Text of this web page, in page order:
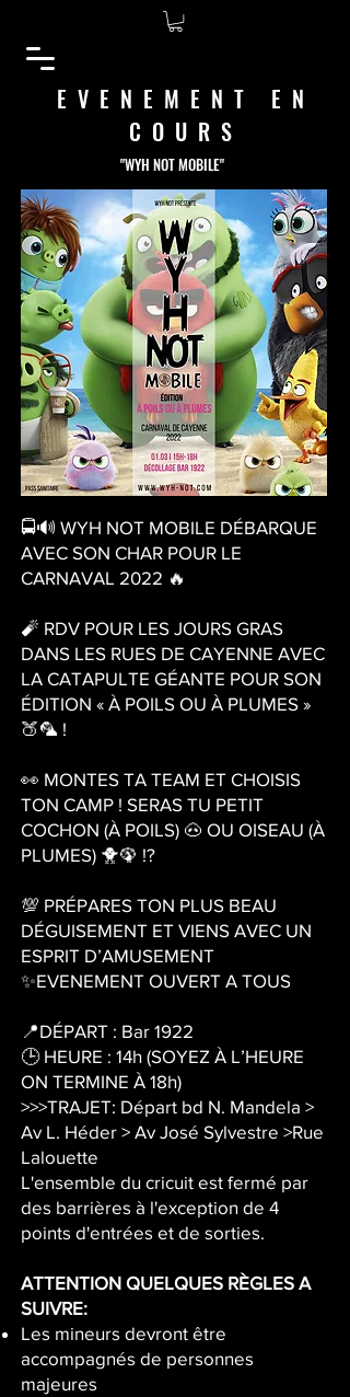
EVENEMENT EN
COURS
"WYH NOT MOBILE"
🚍🔊 WYH NOT MOBILE DÉBARQUE
AVEC SON CHAR POUR LE
CARNAVAL 2022 🔥
🧨 RDV POUR LES JOURS GRAS
DANS LES RUES DE CAYENNE AVEC
LA CATAPULTE GÉANTE POUR SON
ÉDITION « À POILS OU À PLUMES »
🍑🦜 !
👀 MONTES TA TEAM ET CHOISIS
TON CAMP ! SERAS TU PETIT
COCHON (À POILS) 🐽 OU OISEAU (À
PLUMES) 🐥🦚 !?
💯 PRÉPARES TON PLUS BEAU
DÉGUISEMENT ET VIENS AVEC UN
ESPRIT D’AMUSEMENT
✨EVENEMENT OUVERT A TOUS
📍DÉPART : Bar 1922
🕒 HEURE : 14h (SOYEZ À L’HEURE
ON TERMINE À 18h)
>>>TRAJET: Départ bd N. Mandela >
Av L. Héder > Av José Sylvestre >Rue
Lalouette
L'ensemble du cricuit est fermé par
des barrières à l'exception de 4
points d'entrées et de sorties.
ATTENTION QUELQUES RÈGLES A
SUIVRE:
Les mineurs devront être
accompagnés de personnes
majeures